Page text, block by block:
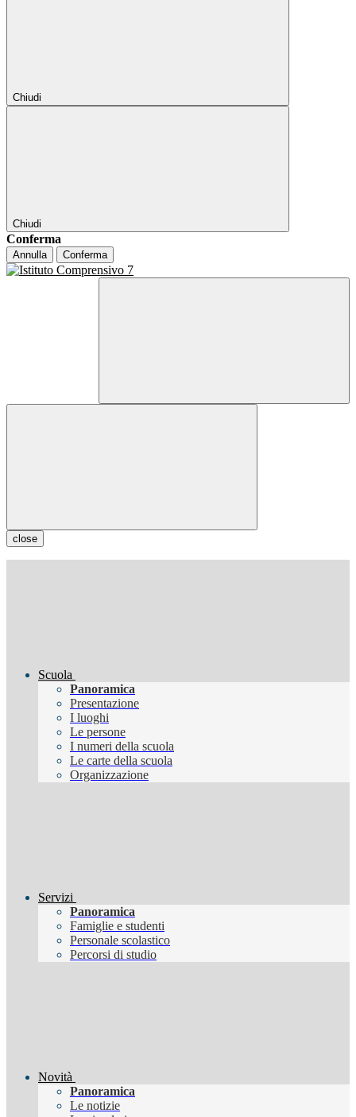
Chiudi
Chiudi
Conferma
Annulla Conferma
close
Scuola
Panoramica
Presentazione
I luoghi
Le persone
I numeri della scuola
Le carte della scuola
Organizzazione
Servizi
Panoramica
Famiglie e studenti
Personale scolastico
Percorsi di studio
Novità
Panoramica
Le notizie